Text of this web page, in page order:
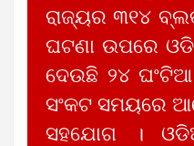
ରାଜ୍ୟର ୩୧୪
ଘଟଣା ଉପରେ
ଦେଉଛି ୨୪
ସଂକଟ ସମୟରେ
ସହଯୋଗ ।